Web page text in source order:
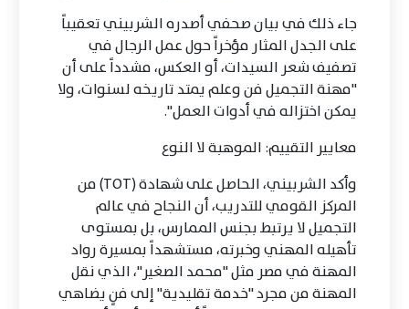
جاء ذلك في بيان صحفي أصدره الشربيني تعقيباً
على الجدل المثار مؤخراً حول عمل الرجال في
تصفيف شعر السيدات، أو العكس، مشدداً على أن
"مهنة التجميل فن وعلم يمتد تاريخه لسنوات، ولا
يمكن اختزاله في أدوات العمل".
معايير التقييم: الموهبة لا النوع
وأكد الشربيني، الحاصل على شهادة (TOT) من
المركز القومي للتدريب، أن النجاح في عالم
التجميل لا يرتبط بجنس الممارس، بل بمستوى
تأهيله المهني وخبرته، مستشهداً بمسيرة رواد
المهنة في مصر مثل "محمد الصغير"، الذي نقل
المهنة من مجرد "خدمة تقليدية" إلى فنٍ يضاهي